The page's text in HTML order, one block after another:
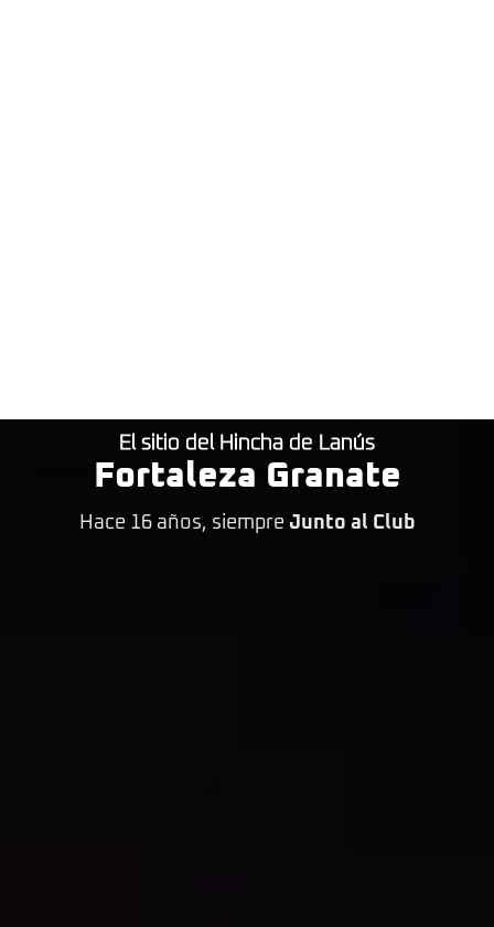
El sitio del Hincha de Lanús
Fortaleza Granate
Hace 16 años, siempre Junto al Club